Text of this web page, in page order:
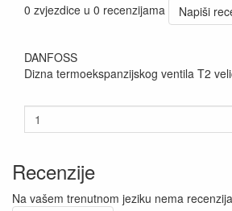
0 zvjezdice u 0 recenzijama
Napiši
DANFOSS
Dizna termoekspanzijskog ventila T2
Recenzije
Na vašem trenutnom jeziku nema recenzija